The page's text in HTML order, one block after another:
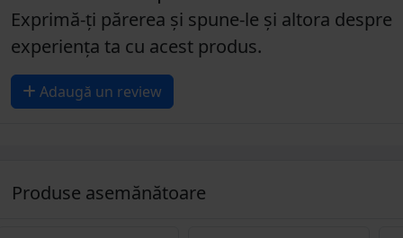
Exprimă-ți părerea și spune-le și altora despre
experiența ta cu acest produs.
Adaugă un review
Produse asemănătoare